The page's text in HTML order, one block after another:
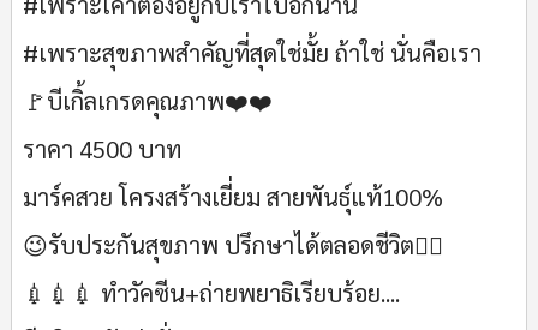
#เพราะสุขภาพสำคัญที่สุดใช่มั้ย ถ้าใช่ นั่นคือเรา
🚩บีเกิ้ลเกรดคุณภาพ❤️❤️
ราคา 4500 บาท
มาร์คสวย โครงสร้างเยี่ยม สายพันธุ์แท้100%
😉รับประกันสุขภาพ ปรึกษาได้ตลอดชีวิต✌🏻
💉💉💉 ทำวัคซีน+ถ่ายพยาธิเรียบร้อย....